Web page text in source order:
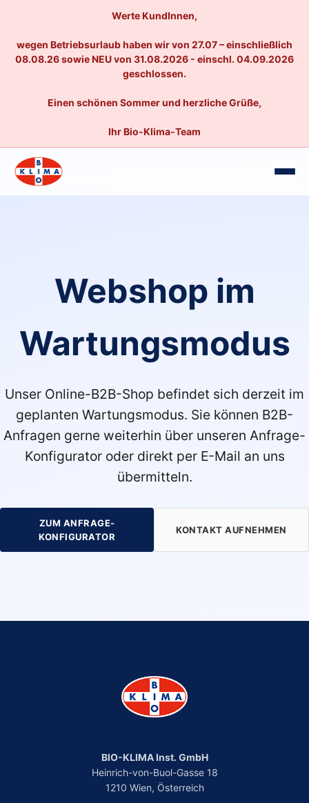
Werte KundInnen,
wegen Betriebsurlaub haben wir von 27.07 – einschließlich
08.08.26 sowie NEU von 31.08.2026 - einschl. 04.09.2026
geschlossen.
Einen schönen Sommer und herzliche Grüße,
Ihr Bio-Klima-Team
Webshop im
Wartungsmodus
Unser Online-B2B-Shop befindet sich derzeit im
geplanten Wartungsmodus. Sie können B2B-
Anfragen gerne weiterhin über unseren Anfrage-
Konfigurator oder direkt per E-Mail an uns
übermitteln.
ZUM ANFRAGE-
KONFIGURATOR
KONTAKT AUFNEHMEN
BIO-KLIMA Inst. GmbH
Heinrich-von-Buol-Gasse 18
1210 Wien, Österreich